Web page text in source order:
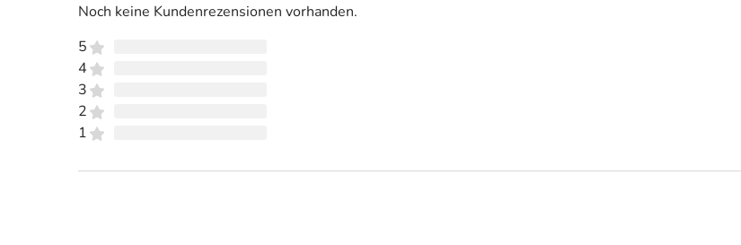
Noch keine Kundenrezensionen vorhanden.
5
4
3
2
1